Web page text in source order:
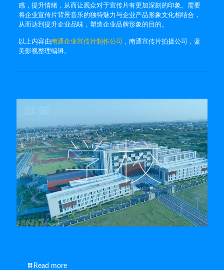
感，提升情绪，从而让观众对于宣传片有更加深刻的印象。需要
将企业宣传片背景音乐的独特魅力与企业产品形象文化相结合，
从而达到提升企业品味，塑造企业品牌形象的目的。
以上内容由南通企业宣传片制作公司
，南通宣传片拍摄公司，蓝
美影视整理编辑。
Read more